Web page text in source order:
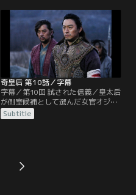
計画する。大礼の前日、ヨンチョル
は娘タナシルリに早期の懐妊が大事
だと教える。一方、西の辺境の戦場
に到着したワン・ユは、高麗出身の
兵士がひどい扱いを受けているのを
知る。
奇皇后 第10話／字幕
字幕／第10回 試された信義／皇太后
が側室候補として選んだ女官オジン
が懐妊。オジンを側室にすべきだと
いう皇太后と、猛反対する皇后タナ
ない。一方でタファンはタンギセを
呼び出し、高麗で釈放したスンニャ
Subtitle